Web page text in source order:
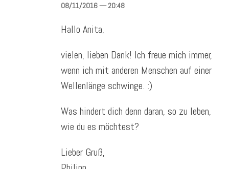
08/11/2016— 20:48
Hallo Anita,
vielen, lieben Dank! Ich freue mich immer,
wenn ich mit anderen Menschen auf einer
Wellenlänge schwinge. :)
Was hindert dich denn daran, so zu leben,
wie du es möchtest?
Lieber Gruß,